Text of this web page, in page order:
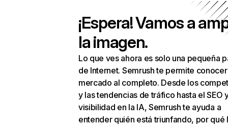
¡Espera! Vamos a
la imagen.
Lo que ves ahora es solo una pequeña
de Internet. Semrush te permite
mercado al completo. Desde los
y las tendencias de tráfico hasta el SEO
visibilidad en la IA, Semrush te ayuda a
entender quién está triunfando, por qué